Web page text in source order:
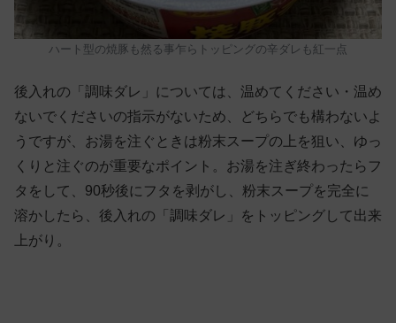
ハート型の焼豚も然る事乍らトッピングの辛ダレも紅一点
後入れの「調味ダレ」については、温めてください・温め
ないでくださいの指示がないため、どちらでも構わないよ
うですが、お湯を注ぐときは粉末スープの上を狙い、ゆっ
くりと注ぐのが重要なポイント。お湯を注ぎ終わったらフ
タをして、90秒後にフタを剥がし、粉末スープを完全に
溶かしたら、後入れの「調味ダレ」をトッピングして出来
上がり。